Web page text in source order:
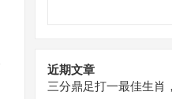
近期文章
三分鼎足打一最佳生肖